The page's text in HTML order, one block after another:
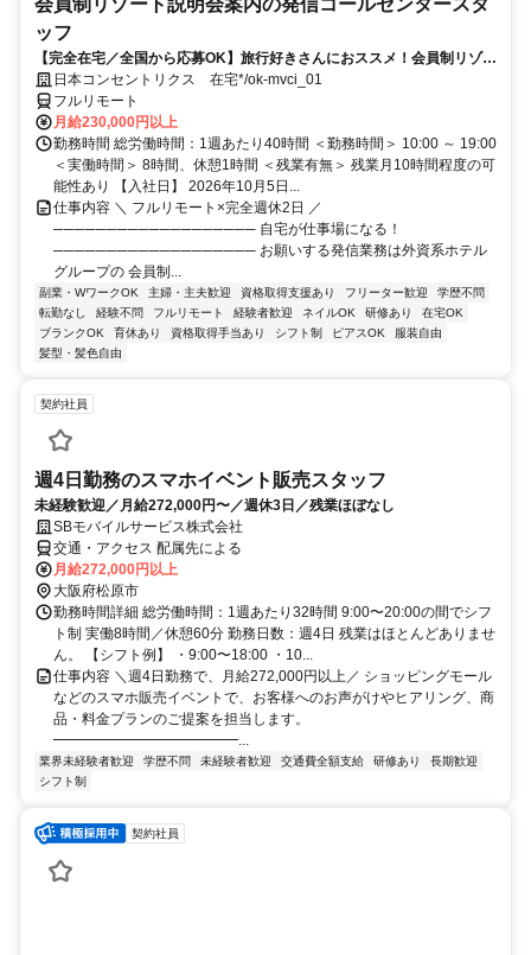
ッフ
【完全在宅／全国から応募OK】旅行好きさんにおススメ！会員制リゾー
トのご案内×テレワーク・リモートワーク◎月収34万円以上も可能！
日本コンセントリクス 在宅*/ok-mvci_01
フルリモート
月給230,000円以上
勤務時間 総労働時間：1週あたり40時間 ＜勤務時間＞ 10:00 ～ 19:00
＜実働時間＞ 8時間、休憩1時間 ＜残業有無＞ 残業月10時間程度の可
能性あり 【入社日】 2026年10月5日...
仕事内容 ＼ フルリモート×完全週休2日 ／
─────────────────── 自宅が仕事場になる！
─────────────────── お願いする発信業務は外資系ホテル
グループの 会員制...
副業・WワークOK 主婦・主夫歓迎 資格取得支援あり フリーター歓迎
学歴不問
転勤なし
経験不問 フルリモート 経験者歓迎 ネイルOK 研修あり
在宅OK
ブランクOK
育休あり 資格取得手当あり シフト制 ピアスOK
服装自由
髪型・髪色自由
契約社員
週4日勤務のスマホイベント販売スタッフ
未経験歓迎／月給272,000円〜／週休3日／残業ほぼなし
SBモバイルサービス株式会社
交通・アクセス 配属先による
月給272,000円以上
大阪府松原市
勤務時間詳細 総労働時間：1週あたり32時間 9:00〜20:00の間でシフ
ト制 実働8時間／休憩60分 勤務日数：週4日 残業はほとんどありませ
ん。 【シフト例】 ・9:00〜18:00 ・10...
仕事内容 ＼週4日勤務で、月給272,000円以上／ ショッピングモール
などのスマホ販売イベントで、お客様へのお声がけやヒアリング、商
品・料金プランのご提案を担当します。
━━━━━━━━━━━━━...
業界未経験者歓迎 学歴不問 未経験者歓迎 交通費全額支給 研修あり
長期歓迎
シフト制
契約社員